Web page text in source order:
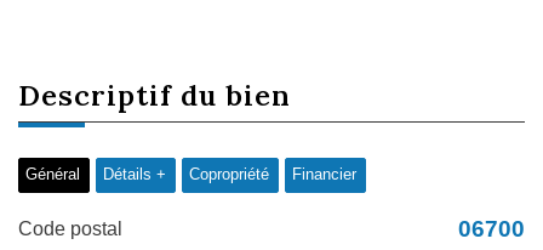
descriptif du bien
Général Détails + Copropriété Financier
Code postal 06700